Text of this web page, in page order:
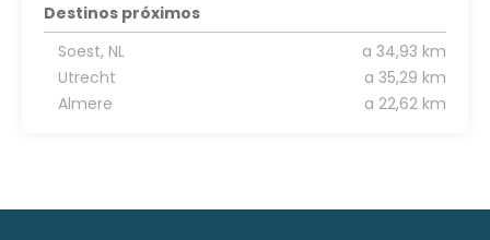
Destinos próximos
Soest, NL
a 34,93 km
Utrecht
a 35,29 km
Almere
a 22,62 km